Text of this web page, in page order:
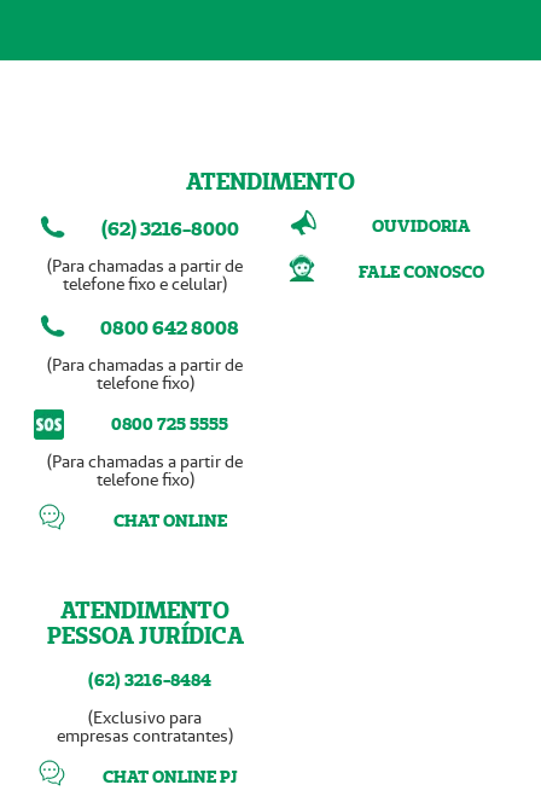
ATENDIMENTO
(62) 3216-8000
(Para chamadas a partir de
telefone fixo e celular)
0800 642 8008
(Para chamadas a partir de
telefone fixo)
0800 725 5555
(Para chamadas a partir de
telefone fixo)
CHAT ONLINE
ATENDIMENTO
PESSOA JURÍDICA
(62) 3216-8484
(Exclusivo para
empresas contratantes)
CHAT ONLINE PJ
OUVIDORIA
FALE CONOSCO